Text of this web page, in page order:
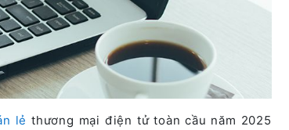
lẻ thương mại điện tử toàn cầu năm 2025